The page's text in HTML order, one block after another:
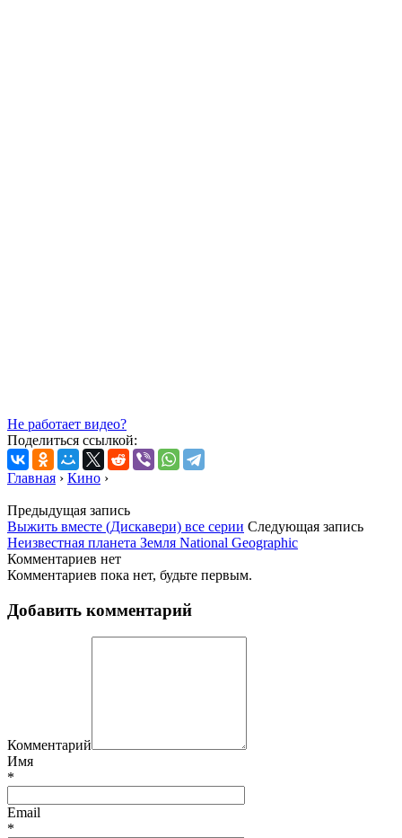
Не работает видео?
Поделиться ссылкой:
Главная › Кино ›
Предыдущая запись
Выжить вместе (Дискавери) все серии Следующая запись
Неизвестная планета Земля National Geographic
Комментариев нет
Комментариев пока нет, будьте первым.
Добавить комментарий
Комментарий
Имя
*
Email
*